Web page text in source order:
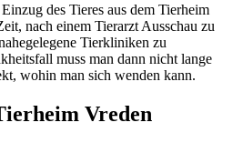
des Tieres aus dem Tierheim
nach einem Tierarzt Ausschau zu
Tierkliniken zu
muss man dann nicht lange
wohin man sich wenden kann.
Vreden